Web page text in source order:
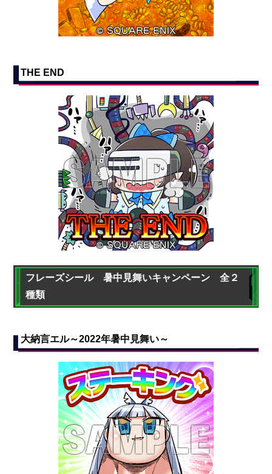
THE END
フレーズシール 暑中見舞いキャンペーン 全２
種類
大納言エル～2022年暑中見舞い～